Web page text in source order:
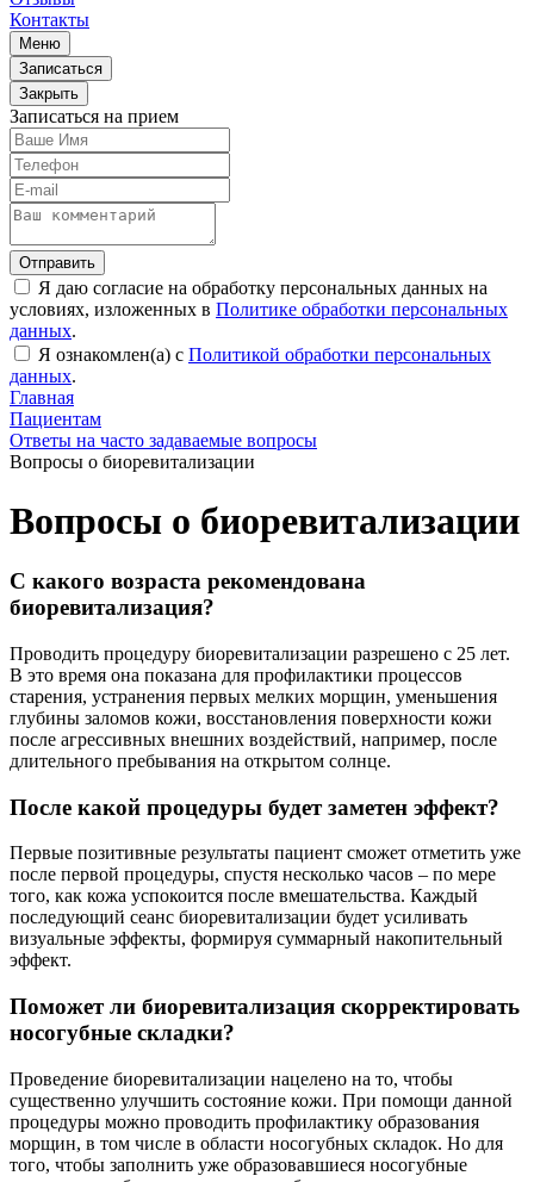
Контакты
Меню
Записаться
Закрыть
Записаться на прием
Отправить
Я даю согласие на обработку персональных данных на
условиях, изложенных в Политике обработки персональных
данных.
Я ознакомлен(а) с Политикой обработки персональных
данных.
Главная
Пациентам
Ответы на часто задаваемые вопросы
Вопросы о биоревитализации
Вопросы о биоревитализации
С какого возраста рекомендована
биоревитализация?
Проводить процедуру биоревитализации разрешено с 25 лет.
В это время она показана для профилактики процессов
старения, устранения первых мелких морщин, уменьшения
глубины заломов кожи, восстановления поверхности кожи
после агрессивных внешних воздействий, например, после
длительного пребывания на открытом солнце.
После какой процедуры будет заметен эффект?
Первые позитивные результаты пациент сможет отметить уже
после первой процедуры, спустя несколько часов – по мере
того, как кожа успокоится после вмешательства. Каждый
последующий сеанс биоревитализации будет усиливать
визуальные эффекты, формируя суммарный накопительный
эффект.
Поможет ли биоревитализация скорректировать
носогубные складки?
Проведение биоревитализации нацелено на то, чтобы
существенно улучшить состояние кожи. При помощи данной
процедуры можно проводить профилактику образования
морщин, в том числе в области носогубных складок. Но для
того, чтобы заполнить уже образовавшиеся носогубные